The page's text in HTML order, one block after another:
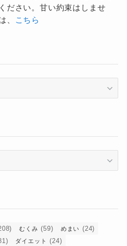
ださい。甘い約束はしませ
、
こちら
むくみ (59) めまい (24)
ダイエット (24)